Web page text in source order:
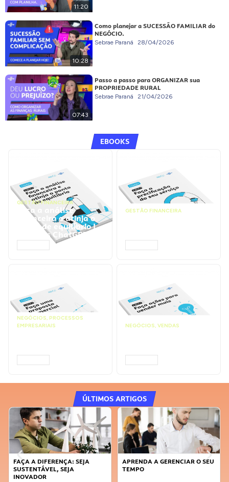
11:20
10:28
Como planejar a SUCESSÃO FAMILIAR do
NEGÓCIO.
Sebrae Paraná 28/04/2026
07:43
Passo a passo para ORGANIZAR sua
PROPRIEDADE RURAL
Sebrae Paraná 21/04/2026
EBOOKS
GESTÃO FINANCEIRA
Faça a análise
financeira e atinja o
ponto de equilíbrio |
Prompts ChatGPT
GESTÃO FINANCEIRA
NEGÓCIOS, PROCESSOS
EMPRESARIAIS
NEGÓCIOS, VENDAS
ÚLTIMOS ARTIGOS
FAÇA A DIFERENÇA: SEJA
SUSTENTÁVEL, SEJA
INOVADOR
APRENDA A GERENCIAR O SEU
TEMPO